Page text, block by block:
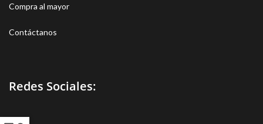
Compra al mayor
Contáctanos
Redes Sociales: